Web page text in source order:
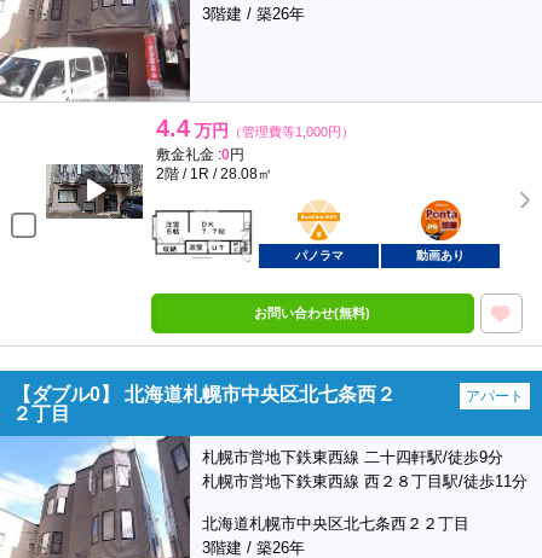
3階建 / 築26年
4.4 万円 （管理費等1,000円）
敷金礼金 :0円
2階 / 1R / 28.08㎡
BunChinPAY
ポンタ
部屋
パノラマ 動画あり
お問い合わせ(無料)
【ダブル0】 北海道札幌市中央区北七条西２
２丁目
アパート
札幌市営地下鉄東西線 二十四軒駅/徒歩9分
札幌市営地下鉄東西線 西２８丁目駅/徒歩11分
北海道札幌市中央区北七条西２２丁目
3階建 / 築26年